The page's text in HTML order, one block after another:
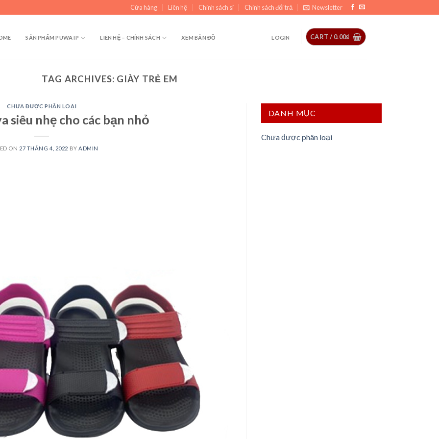
Cửa hàng Liên hệ Chính sách sỉ Chính sách đổi trả Newsletter
SẢN PHẨM PUWA IP LIÊN HỆ – CHÍNH SÁCH XEM BẢN ĐỒ LOGIN CART / 0.00₫
TAG ARCHIVES: GIÀY TRẺ EM
CHƯA ĐƯỢC PHÂN LOẠI
siêu nhẹ cho các bạn nhỏ
ON 27 THÁNG 4, 2022 BYADMIN
DANH MỤC
Chưa được phân loại